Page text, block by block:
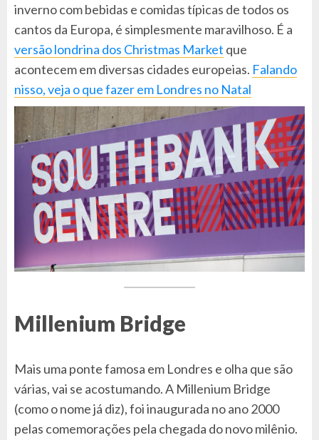
inverno com bebidas e comidas típicas de todos os
cantos da Europa, é simplesmente maravilhoso. É a
versão londrina dos Christmas Market que
acontecem em diversas cidades europeias. Falando
nisso, veja o que fazer em Londres no Natal
Millenium Bridge
Mais uma ponte famosa em Londres e olha que são
várias, vai se acostumando. A Millenium Bridge
(como o nome já diz), foi inaugurada no ano 2000
pelas comemorações pela chegada do novo milênio.